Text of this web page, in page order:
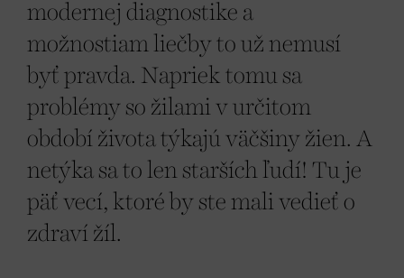
modernej diagnostike a
možnostiam liečby to už nemusí
byť pravda. Napriek tomu sa
problémy so žilami v určitom
období života týkajú väčšiny žien. A
netýka sa to len starších ľudí! Tu je
päť vecí, ktoré by ste mali vedieť o
zdraví žíl.